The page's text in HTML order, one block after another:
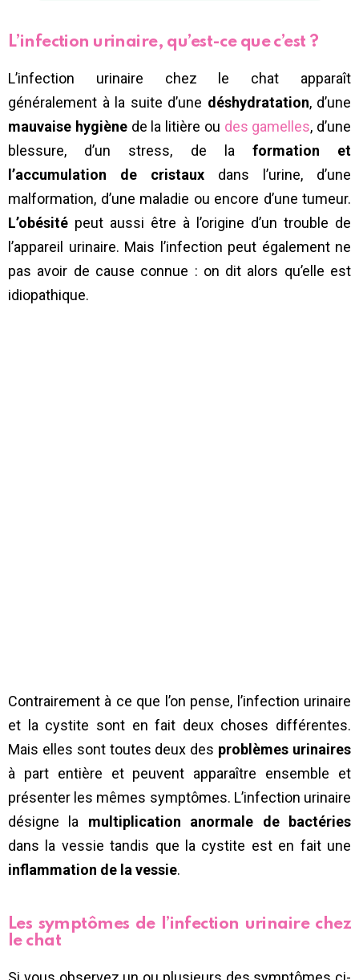
L’infection urinaire, qu’est-ce que c’est ?
L’infection urinaire chez le chat apparaît
généralement à la suite d’une déshydratation, d’une
mauvaise hygiènede la litière ou des gamelles, d’une
blessure, d’un stress, de la formation et
l’accumulation de cristaux dans l’urine, d’une
malformation, d’une maladie ou encore d’une tumeur.
L’obésité peut aussi être à l’origine d’un trouble de
l’appareil urinaire. Mais l’infection peut également ne
pas avoir de cause connue : on dit alors qu’elle est
idiopathique.
Contrairement à ce que l’on pense, l’infection urinaire
et la cystite sont en fait deux choses différentes.
Mais elles sont toutes deux des problèmes urinaires
à part entière et peuvent apparaître ensemble et
présenter les mêmes symptômes. L’infection urinaire
désigne la multiplication anormale de bactéries
dans la vessie tandis que la cystite est en fait une
inflammation de la vessie.
Les symptômes de l’infection urinaire chez
le chat